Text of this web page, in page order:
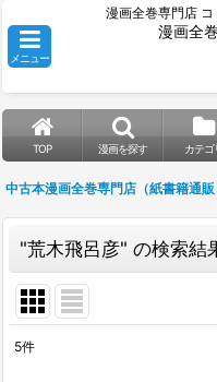
漫画全巻専門店
メニュー
漫画全
TOP 漫画を探す カテゴ
中古本漫画全巻専門店（紙書籍通
"荒木飛呂彦" の検索結
5件